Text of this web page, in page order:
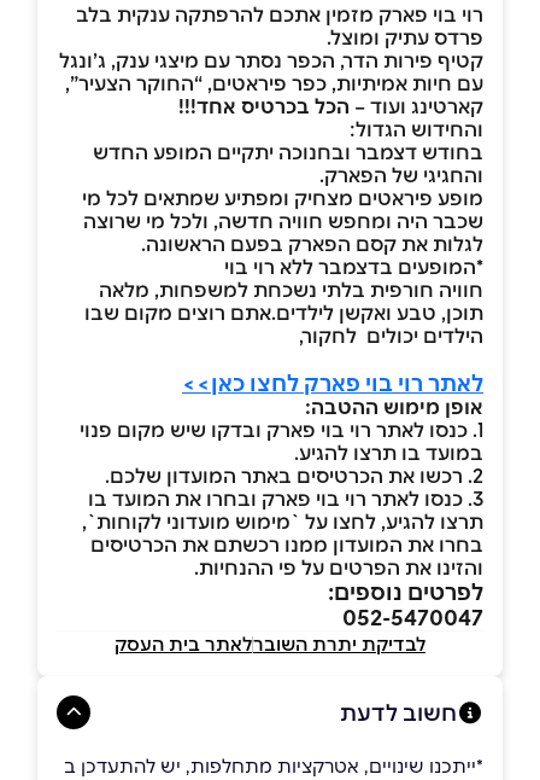
רוי בוי פארק מזמין אתכם להרפתקה ענקית בלב
פרדס עתיק ומוצל.
קטיף פירות הדר, הכפר נסתר עם מיצגי ענק, ג’ונגל
עם חיות אמיתיות, כפר פיראטים, “החוקר הצעיר”,
קארטינג ועוד – הכל בכרטיס אחד!!!
והחידוש הגדול:
בחודש דצמבר ובחנוכה יתקיים המופע החדש
והחגיגי של הפארק.
מופע פיראטים מצחיק ומפתיע שמתאים לכל מי
שכבר היה ומחפש חוויה חדשה, ולכל מי שרוצה
לגלות את קסם הפארק בפעם הראשונה.
*המופעים בדצמבר ללא רוי בוי
חוויה חורפית בלתי נשכחת למשפחות, מלאה
תוכן, טבע ואקשן לילדים.אתם רוצים מקום שבו
הילדים יכולים לחקור,
לאתר רוי בוי פארק לחצו כאן>>
אופן מימוש ההטבה:
1. כנסו לאתר רוי בוי פארק ובדקו שיש מקום פנוי
במועד בו תרצו להגיע.
2. רכשו את הכרטיסים באתר המועדון שלכם.
3. כנסו לאתר רוי בוי פארק ובחרו את המועד בו
תרצו להגיע, לחצו על `מימוש מועדוני לקוחות`,
בחרו את המועדון ממנו רכשתם את הכרטיסים
והזינו את הפרטים על פי ההנחיות.
לפרטים נוספים:
052-5470047
לבדיקת יתרת השוברלאתר בית העסק
חשוב לדעת
*ייתכנו שינויים, אטרקציות מתחלפות, יש להתעדכן ב